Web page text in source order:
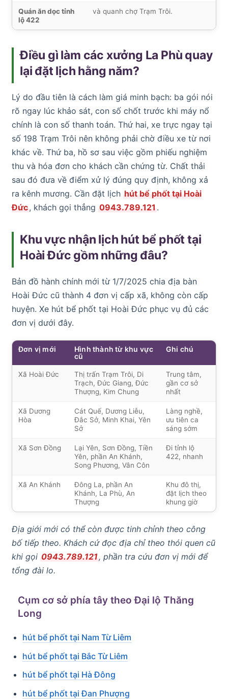
Quán ăn dọc tỉnh
lộ 422
và quanh chợ Trạm Trôi.
Điều gì làm các xưởng La Phù quay
lại đặt lịch hằng năm?
Lý do đầu tiên là cách làm giá minh bạch: ba gói nói
rõ ngay lúc khảo sát, con số chốt trước khi máy nổ
chính là con số thanh toán. Thứ hai, xe trực ngay tại
số 198 Trạm Trôi nên không phải chờ điều xe từ nơi
khác về. Thứ ba, hồ sơ sau việc gồm phiếu nghiệm
thu và hóa đơn cho khách cần chứng từ. Chất thải
sau đó đưa về điểm xử lý đúng quy định, không xả
ra kênh mương. Cần đặt lịch hút bể phốt tại Hoài
Đức, khách gọi thẳng 0943.789.121 .
Khu vực nhận lịch hút bể phốt tại
Hoài Đức gồm những đâu?
Bản đồ hành chính mới từ 1/7/2025 chia địa bàn
Hoài Đức cũ thành 4 đơn vị cấp xã, không còn cấp
huyện. Xe hút bể phốt tại Hoài Đức phục vụ đủ các
đơn vị dưới đây.
Đơn vị mới
Hình thành từ khu vực
cũ
Ghi chú
Xã Hoài Đức
Thị trấn Trạm Trôi, Di
Trạch, Đức Giang, Đức
Thượng, Kim Chung
Trung tâm,
gần cơ sở
nhất
Xã Dương
Hòa
Cát Quế, Dương Liễu,
Đắc Sở, Minh Khai, Yên
Sở
Làng nghề,
ưu tiên ca
sáng sớm
Xã Sơn Đồng
Lại Yên, Sơn Đồng, Tiền
Yên, phần An Khánh,
Song Phương, Vân Côn
Đi tỉnh lộ
422, nhanh
Xã An Khánh
Đông La, phần An
Khánh, La Phù, An
Thượng
Khu đô thị,
đặt lịch theo
khung giờ
Địa giới mới có thể còn được tinh chỉnh theo công
bố tiếp theo. Khách cứ đọc địa chỉ theo thói quen cũ
khi gọi 0943.789.121 , phần tra cứu đơn vị mới để
tổng đài lo.
Cụm cơ sở phía tây theo Đại lộ Thăng
Long
hút bể phốt tại Nam Từ Liêm
hút bể phốt tại Bắc Từ Liêm
hút bể phốt tại Hà Đông
hút bể phốt tại Đan Phượng